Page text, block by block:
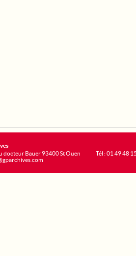
docteur Bauer 93400 St Ouen
Tél : 01 49 48